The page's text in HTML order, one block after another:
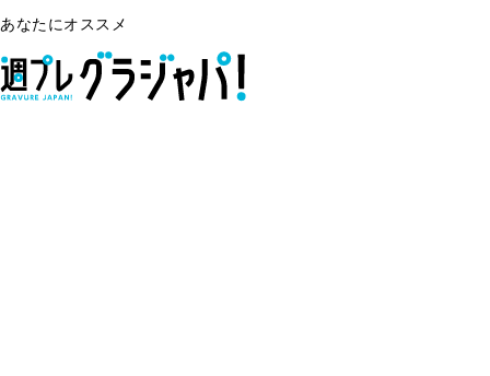
あなたにオススメ